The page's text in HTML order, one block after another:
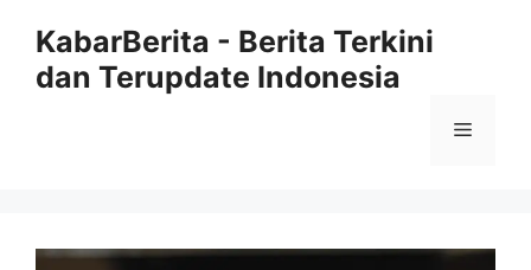
KabarBerita - Berita Terkini
dan Terupdate Indonesia
Menu